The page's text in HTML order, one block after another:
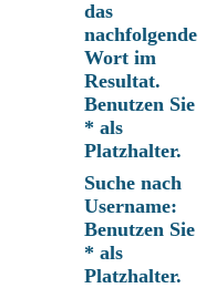
das
nachfolgende
Wort im
Resultat.
Benutzen Sie
* als
Platzhalter.
Suche nach
Username:
Benutzen Sie
* als
Platzhalter.